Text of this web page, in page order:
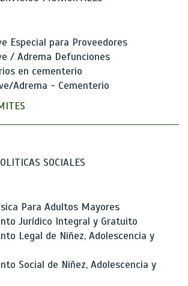
Especial para Proveedores
/ Adrema Defunciones
en cementerio
Adrema - Cementerio
SOCIALES
Para Adultos Mayores
Jurídico Integral y Gratuito
Legal de Niñez, Adolescencia y
Social de Niñez, Adolescencia y